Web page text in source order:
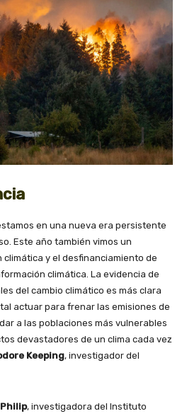
en una nueva era persistente
Este año también vimos un
y el desfinanciamiento de
climática. La evidencia de
del cambio climático es más clara
actuar para frenar las emisiones de
a las poblaciones más vulnerables
devastadores de un clima cada vez
Keeping, investigador del
, investigadora del Instituto